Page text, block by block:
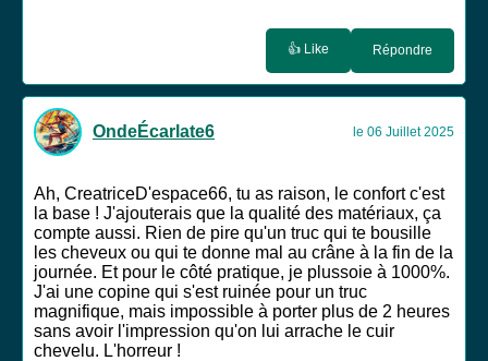
👍 Like Répondre
OndeÉcarlate6 le 06 Juillet 2025
Ah, CreatriceD'espace66, tu as raison, le confort c'est
la base ! J'ajouterais que la qualité des matériaux, ça
compte aussi. Rien de pire qu'un truc qui te bousille
les cheveux ou qui te donne mal au crâne à la fin de la
journée. Et pour le côté pratique, je plussoie à 1000%.
J'ai une copine qui s'est ruinée pour un truc
magnifique, mais impossible à porter plus de 2 heures
sans avoir l'impression qu'on lui arrache le cuir
chevelu. L'horreur !